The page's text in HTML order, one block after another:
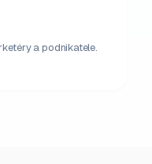
a podnikatele.